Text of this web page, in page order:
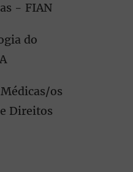
- FIAN
do
os
Direitos